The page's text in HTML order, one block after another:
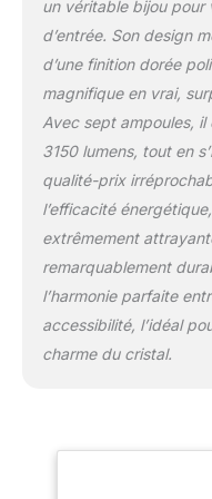
un véritable bijou pour
d’entrée. Son design
d’une finition dorée
magnifique en vrai,
Avec sept ampoules,
3150 lumens, tout en
qualité-prix
l’efficacité
extrêmement
remarquablement
l’harmonie parfaite
accessibilité, l’idéal
charme du cristal.